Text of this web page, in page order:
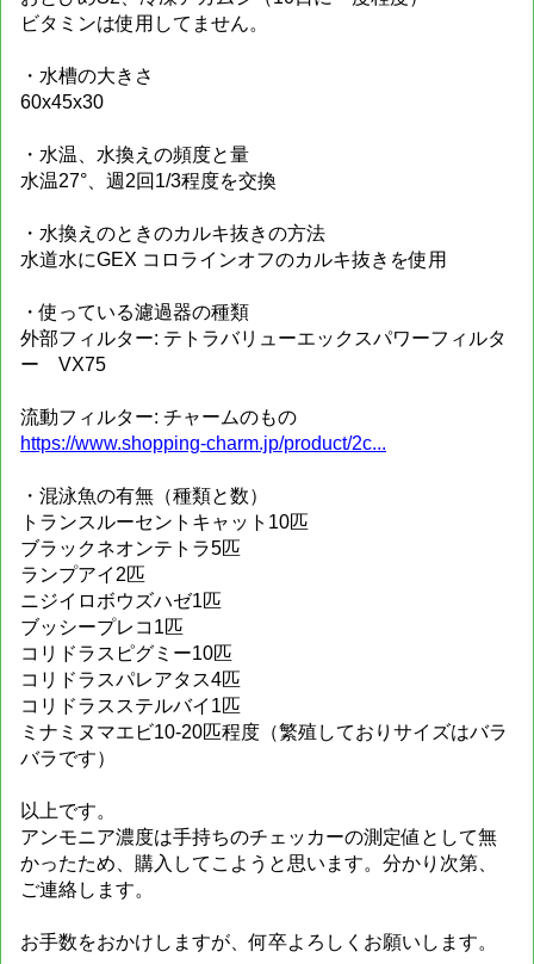
ビタミンは使用してません。
・水槽の大きさ
60x45x30
・水温、水換えの頻度と量
水温27°、週2回1/3程度を交換
・水換えのときのカルキ抜きの方法
水道水にGEX コロラインオフのカルキ抜きを使用
・使っている濾過器の種類
外部フィルター: テトラバリューエックスパワーフィルタ
ー VX75
流動フィルター: チャームのもの
https://www.shopping-charm.jp/product/2c...
・混泳魚の有無（種類と数）
トランスルーセントキャット10匹
ブラックネオンテトラ5匹
ランプアイ2匹
ニジイロボウズハゼ1匹
ブッシープレコ1匹
コリドラスピグミー10匹
コリドラスパレアタス4匹
コリドラスステルバイ1匹
ミナミヌマエビ10-20匹程度（繁殖しておりサイズはバラ
バラです）
以上です。
アンモニア濃度は手持ちのチェッカーの測定値として無
かったため、購入してこようと思います。分かり次第、
ご連絡します。
お手数をおかけしますが、何卒よろしくお願いします。